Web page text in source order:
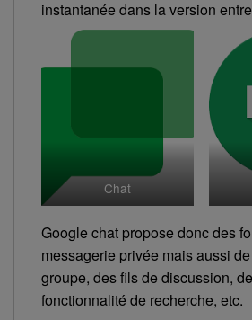
instantanée dans la version
Chat
Google chat propose donc des
messagerie privée mais aussi
groupe, des fils de discussion,
fonctionnalité de recherche, etc.